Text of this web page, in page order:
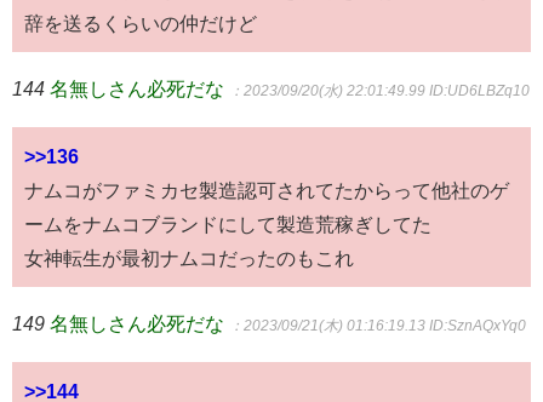
辞を送るくらいの仲だけど
144 名無しさん必死だな ：2023/09/20(水) 22:01:49.99 ID:UD6LBZq10
>>136
ナムコがファミカセ製造認可されてたからって他社のゲ
ームをナムコブランドにして製造荒稼ぎしてた
女神転生が最初ナムコだったのもこれ
149 名無しさん必死だな ：2023/09/21(木) 01:16:19.13 ID:SznAQxYq0
>>144